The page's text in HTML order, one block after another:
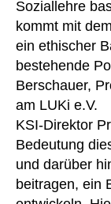
Soziallehre
kommt mit
ein ethischer
bestehende
Berschauer,
am LUKi e.V.
KSI-Direktor
Bedeutung
und darüber
beitragen, ein